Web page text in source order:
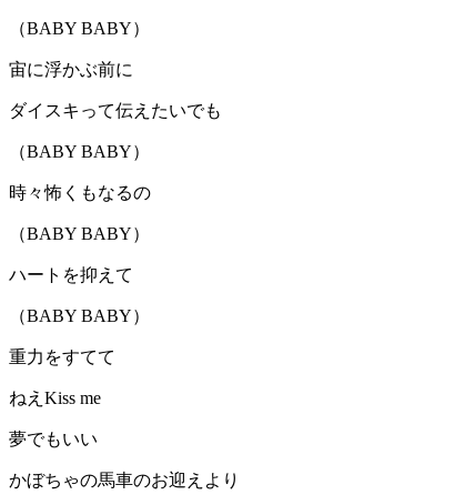
（BABY BABY）
宙に浮かぶ前に
ダイスキって伝えたいでも
（BABY BABY）
時々怖くもなるの
（BABY BABY）
ハートを抑えて
（BABY BABY）
重力をすてて
ねえKiss me
夢でもいい
かぼちゃの馬車のお迎えより